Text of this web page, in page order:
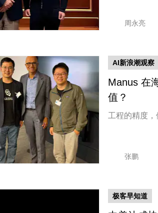
周永亮
AI新浪潮观察
Manus 在
值？
工程的精度，
张鹏
极客早知道